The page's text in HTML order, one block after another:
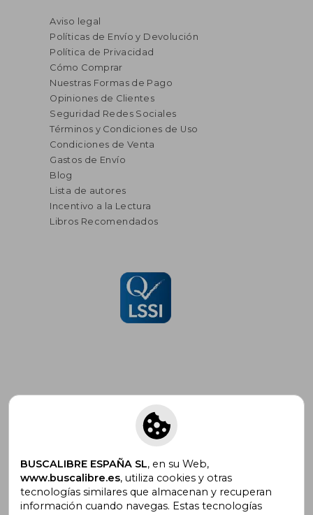
Aviso legal
Políticas de Envío y Devolución
Política de Privacidad
Cómo Comprar
Nuestras Formas de Pago
Opiniones de Clientes
Seguridad Redes Sociales
Términos y Condiciones de Uso
Condiciones de Venta
Gastos de Envío
Blog
Lista de autores
Incentivo a la Lectura
Libros Recomendados
Suscríbete para recibir ofertas y
promociones
¿Necesitas ayuda?
BUSCALIBRE ESPAÑA SL, en su Web,
www.buscalibre.es, utiliza cookies y otras
tecnologías similares que almacenan y recuperan
información cuando navegas. Estas tecnologías